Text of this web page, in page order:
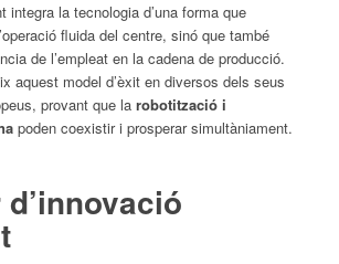
integra la tecnologia d’una forma que
fluida del centre, sinó que també
de l’empleat en la cadena de producció.
aquest model d’èxit en diversos dels seus
provant que la robotització i
poden coexistir i prosperar simultàniament.